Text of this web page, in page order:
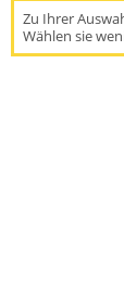
Zu Ihrer
Wählen sie